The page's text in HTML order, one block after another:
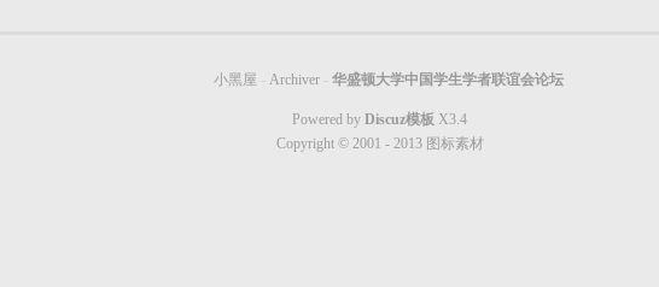
小黑屋 - Archiver - 华盛顿大学中国学生学者联谊会论坛
Powered by Discuz模板 X3.4
Copyright © 2001 - 2013 图标素材